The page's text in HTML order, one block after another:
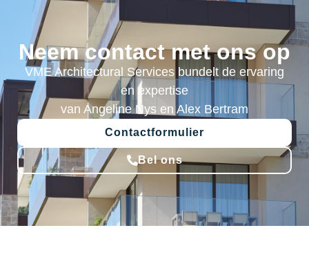
Neem contact met ons op
VME Architectural Services bundelt de ervaring
en expertise
van Angeline Nys en Alex Bertram
Contactformulier
Bel ons